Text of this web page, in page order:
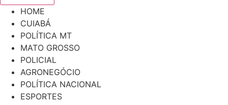
HOME
CUIABÁ
POLÍTICA MT
MATO GROSSO
POLICIAL
AGRONEGÓCIO
POLÍTICA NACIONAL
ESPORTES